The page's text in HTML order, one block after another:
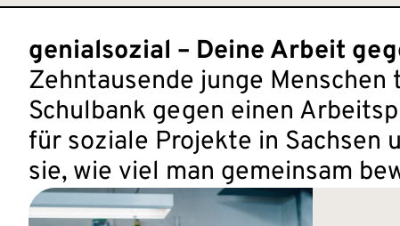
genialsozial – Deine Arbeit
Zehntausende junge Menschen
Schulbank gegen einen
für soziale Projekte in Sachsen
sie, wie viel man gemeinsam